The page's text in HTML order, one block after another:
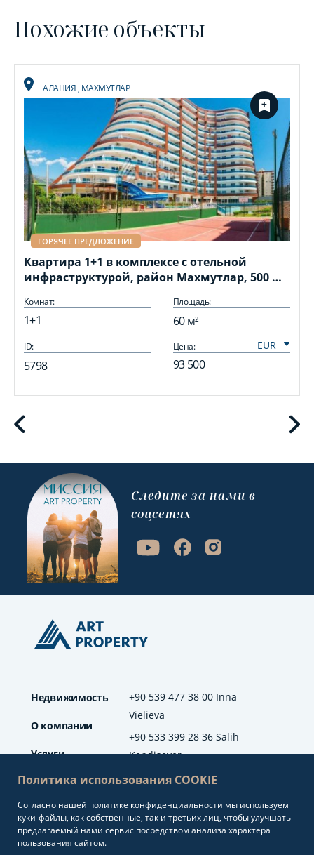
Похожие объекты
АЛАНИЯ, МАХМУТЛАР
ГОРЯЧЕЕ ПРЕДЛОЖЕНИЕ
Квартира 1+1 в комплексе с отельной
инфраструктурой, район Махмутлар, 500 м
Комнат:
1+1
Площадь:
60 м²
ID:
5798
Цена:
93 500
+90 539 477 38 00 Inna
Vielieva
+90 533 399 28 36 Salih
Kendisever
info@artproperty.net
Mahmutlar Mah.
Недвижимость
О компании
Услуги
Отзывы
Блог
Cледите за нами в
соцсетях
Политика использования COOKIE
Согласно нашей политике конфиденциальности мы используем
куки-файлы, как собственные, так и третьих лиц, чтобы улучшать
предлагаемый нами сервис посредством анализа характера
пользования сайтом.